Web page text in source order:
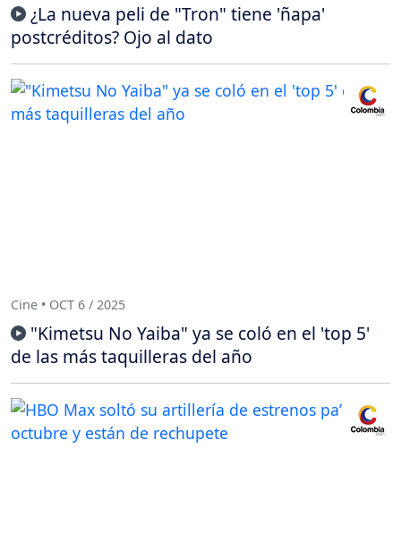
¿La nueva peli de "Tron" tiene 'ñapa'
postcréditos? Ojo al dato
Cine • OCT 6 / 2025
"Kimetsu No Yaiba" ya se coló en el 'top 5'
de las más taquilleras del año